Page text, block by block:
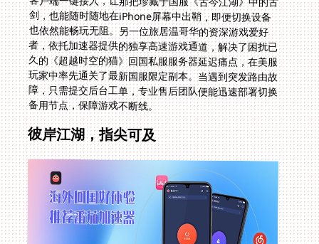
备用节点，保障游戏不断线。
彼岸江湖，指尖可及